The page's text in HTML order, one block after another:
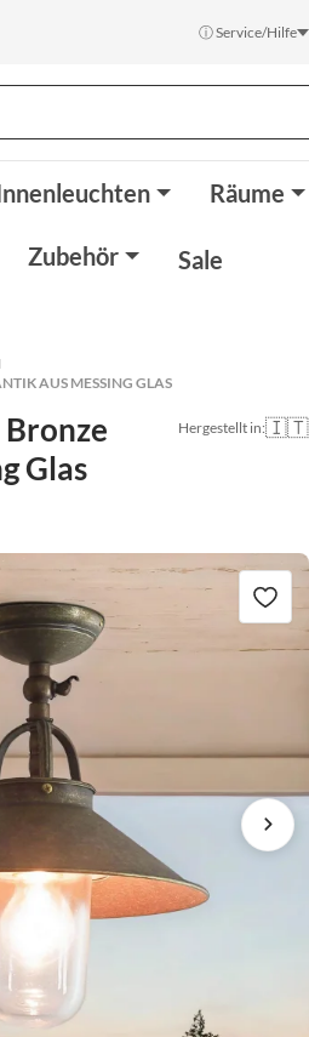
ⓘ Service/Hilfe
Räume
Zubehör Sale
AUS MESSING GLAS
Glas
Hergestellt in:🇮🇹